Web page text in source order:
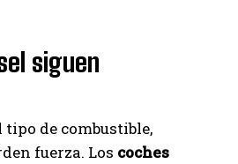
siguen
tipo de combustible,
fuerza. Los coches